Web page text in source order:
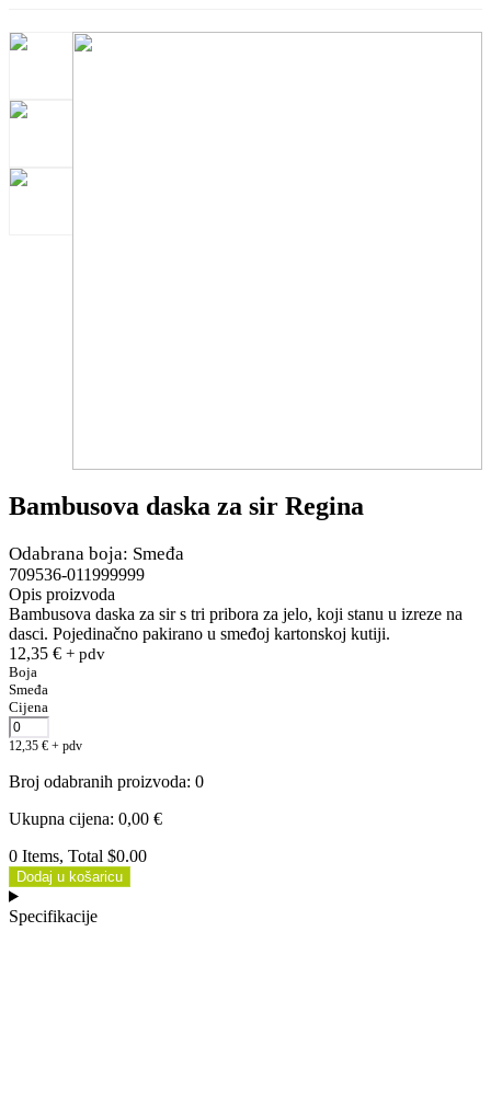
Bambusova daska za sir Regina
Odabrana boja: Smeđa
709536-011999999
Opis proizvoda
Bambusova daska za sir s tri pribora za jelo, koji stanu u izreze na
dasci. Pojedinačno pakirano u smeđoj kartonskoj kutiji.
12,35 € + pdv
Boja
Smeđa
Cijena
12,35 € + pdv
Broj odabranih proizvoda: 0
Ukupna cijena: 0,00 €
0 Items, Total $0.00
Dodaj u košaricu
Specifikacije